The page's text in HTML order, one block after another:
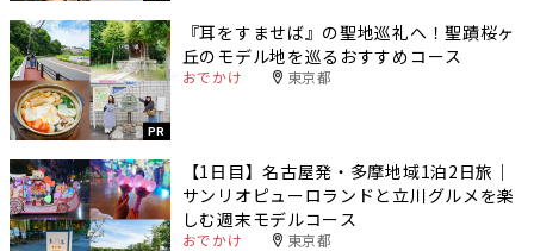
PR
『耳をすませば』の聖地巡礼へ！聖蹟桜ヶ
丘のモデル地を巡るおすすめコース
おでかけ 東京都
【1日目】名古屋発・多摩地域1泊2日旅｜
サンリオピューロランドと立川グルメを楽
しむ週末モデルコース
おでかけ 東京都